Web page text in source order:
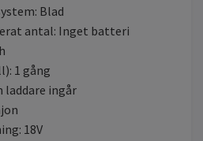
Blad
antal: Inget batteri
1 gång
laddare ingår
18V